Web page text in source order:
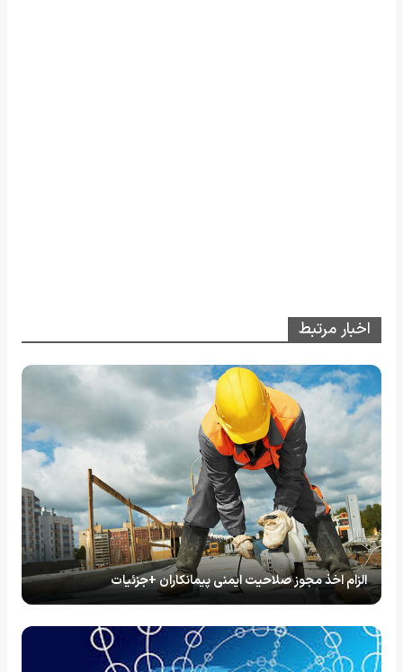
اخبار مرتبط
الزام اخذ مجوز صلاحیت ایمنی پیمانکاران +جزئیات